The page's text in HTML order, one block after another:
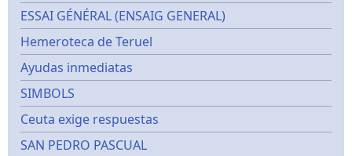
ESSAI GÉNÉRAL (ENSAIG GENERAL)
Hemeroteca de Teruel
Ayudas inmediatas
SIMBOLS
Ceuta exige respuestas
SAN PEDRO PASCUAL